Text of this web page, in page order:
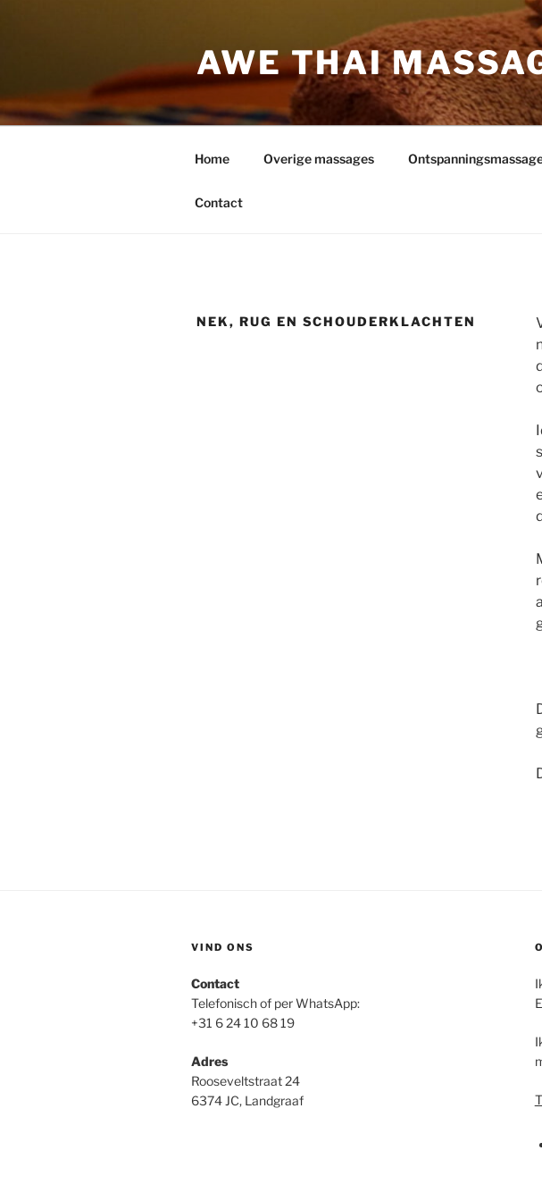
AWE THAI
Home Overige massages
Contact
NEK, RUG EN SCHOUDERKLACHTEN
VIND ONS
Contact
Telefonisch of per WhatsApp:
+31 6 24 10 68 19
Adres
Rooseveltstraat 24
6374 JC, Landgraaf